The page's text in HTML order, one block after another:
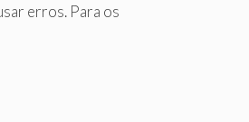
erros. Para os